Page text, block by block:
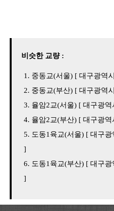
비슷한 교량 :
중동교(서울) [ 대구광역
중동교(부산) [ 대구광역
율암2교(서울) [ 대구광
율암2교(부산) [ 대구광
도동1육교(서울) [ 대구
]
도동1육교(부산) [ 대구
]